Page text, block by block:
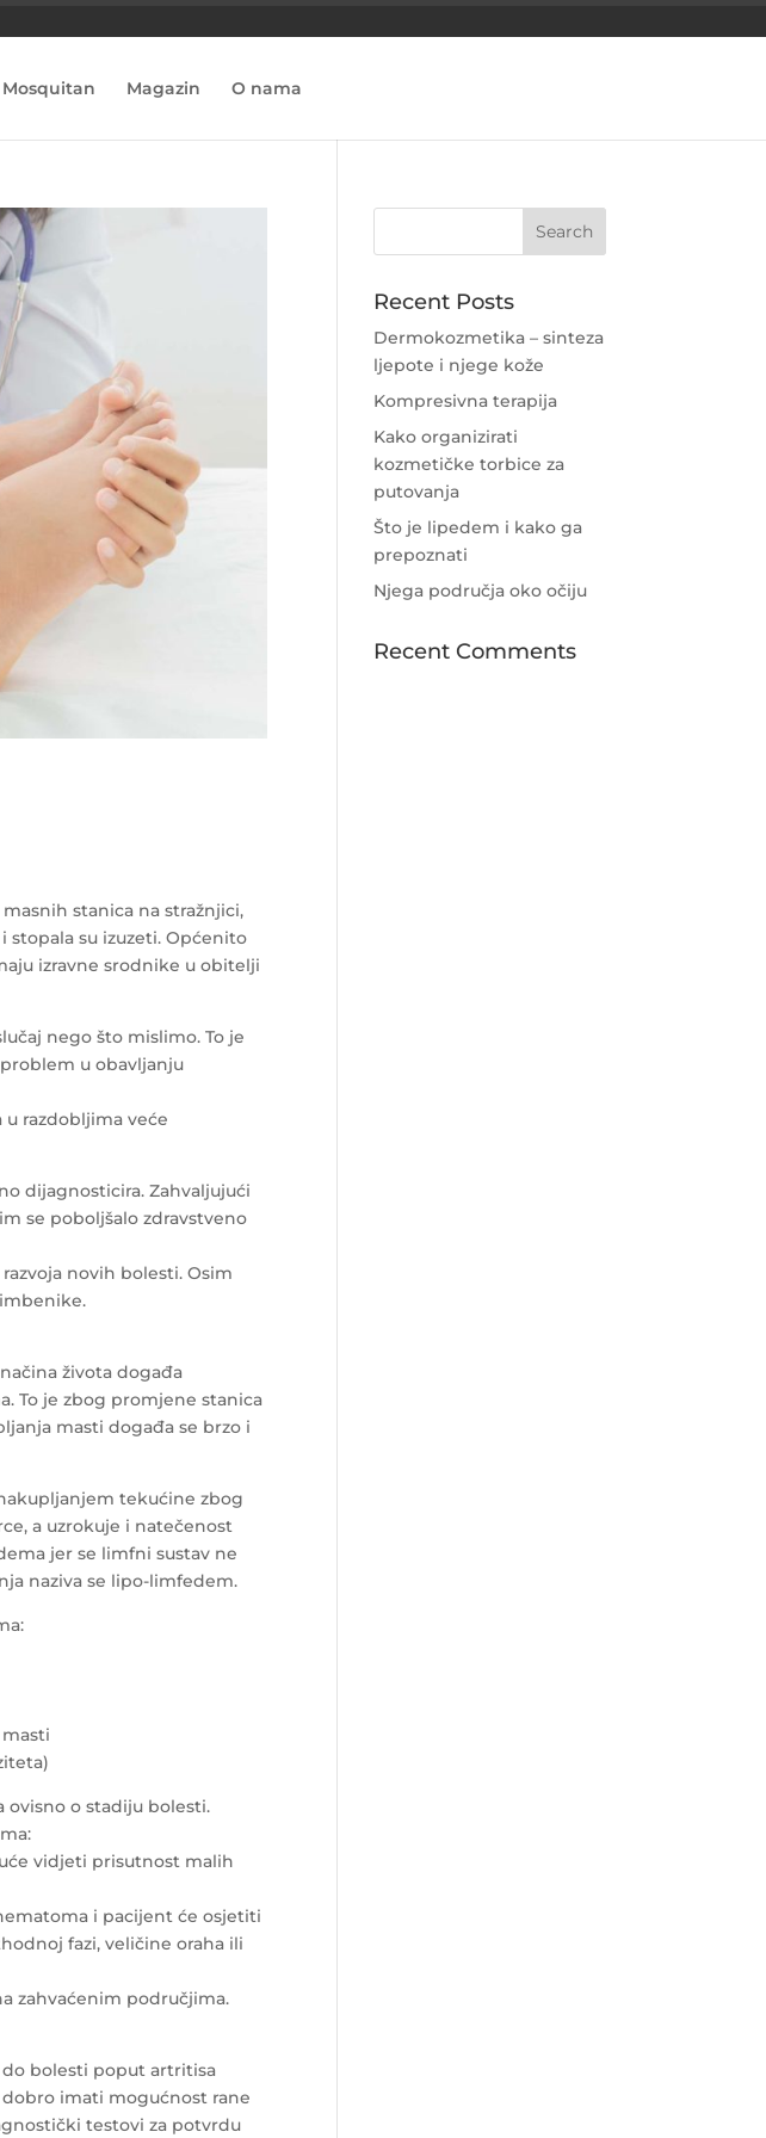
Mosquitan Magazin O nama
stanica na stražnjici,
su izuzeti. Općenito
izravne srodnike u obitelji
nego što mislimo. To je
u obavljanju
u razdobljima veće
dijagnosticira. Zahvaljujući
se poboljšalo zdravstveno
novih bolesti. Osim
života događa
To je zbog promjene stanica
masti događa se brzo i
tekućine zbog
a uzrokuje i natečenost
jer se limfni sustav ne
naziva se lipo-limfedem.
o stadiju bolesti.
vidjeti prisutnost malih
i pacijent će osjetiti
fazi, veličine oraha ili
zahvaćenim područjima.
bolesti poput artritisa
imati mogućnost rane
testovi za potvrdu
Recent Posts
Dermokozmetika – sinteza
ljepote i njege kože
Kompresivna terapija
Kako organizirati
kozmetičke torbice za
putovanja
Što je lipedem i kako ga
prepoznati
Njega područja oko očiju
Recent Comments